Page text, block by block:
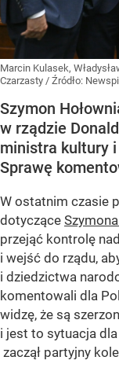
Marcin Kulasek,
Czarzasty / Źródło:
Szymon
w rządzie
ministra kultury
Sprawę
W ostatnim czasie
dotyczące
przejąć kontrolę
i wejść do rządu,
i dziedzictwa
komentowali dla
widzę, że są
i jest to sytuacja
zaczął partyjny